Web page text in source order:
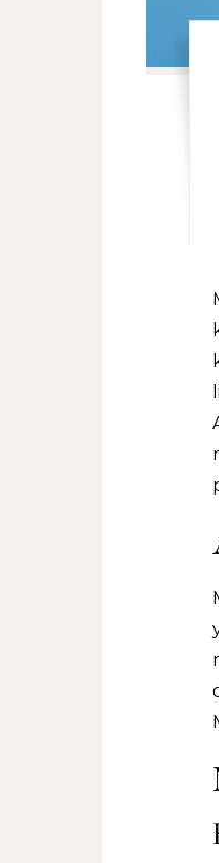
Minecraft